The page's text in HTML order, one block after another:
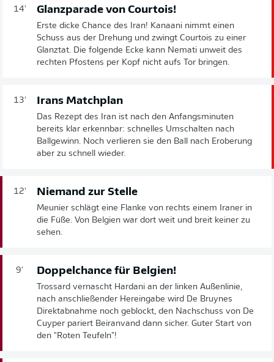
14' Glanzparade von Courtois!
Erste dicke Chance des Iran! Kanaani nimmt einen
Schuss aus der Drehung und zwingt Courtois zu einer
Glanztat. Die folgende Ecke kann Nemati unweit des
rechten Pfostens per Kopf nicht aufs Tor bringen.
13' Irans Matchplan
Das Rezept des Iran ist nach den Anfangsminuten
bereits klar erkennbar: schnelles Umschalten nach
Ballgewinn. Noch verlieren sie den Ball nach Eroberung
aber zu schnell wieder.
12' Niemand zur Stelle
Meunier schlägt eine Flanke von rechts einem Iraner in
die Füße. Von Belgien war dort weit und breit keiner zu
sehen.
9' Doppelchance für Belgien!
Trossard vernascht Hardani an der linken Außenlinie,
nach anschließender Hereingabe wird De Bruynes
Direktabnahme noch geblockt, den Nachschuss von De
Cuyper pariert Beiranvand dann sicher. Guter Start von
den "Roten Teufeln"!